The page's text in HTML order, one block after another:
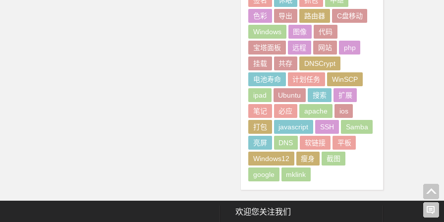
色彩
导出 路由器
C盘移动
Windows
图像
代码
宝塔面板
远程 网站
php
挂载
共存
DNSCrypt
电池寿命
计划任务
WinSCP
ipad
Ubuntu 搜索
扩展
笔记
必应 apache
ios
打包
javascript SSH
Samba
亮屏
DNS 软链接
平板
Windows12
瘦身
截图
google
mklink
欢迎您关注我们